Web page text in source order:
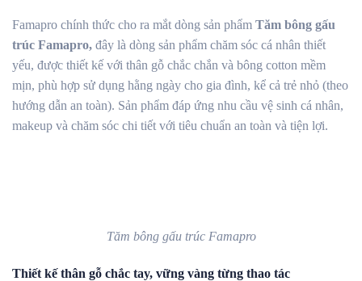
Famapro chính thức cho ra mắt dòng sản phẩm Tăm bông gấu
trúc Famapro, đây là dòng sản phẩm chăm sóc cá nhân thiết
yếu, được thiết kế với thân gỗ chắc chắn và bông cotton mềm
mịn, phù hợp sử dụng hằng ngày cho gia đình, kể cả trẻ nhỏ (theo
hướng dẫn an toàn). Sản phẩm đáp ứng nhu cầu vệ sinh cá nhân,
makeup và chăm sóc chi tiết với tiêu chuẩn an toàn và tiện lợi.
Tăm bông gấu trúc Famapro
Thiết kế thân gỗ chắc tay, vững vàng từng thao tác